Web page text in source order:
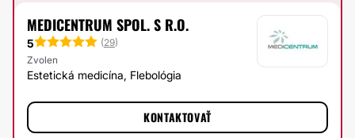
MEDICENTRUM SPOL. S R.O.
5 (29)
Zvolen
Estetická medicína, Flebológia
KONTAKTOVAŤ